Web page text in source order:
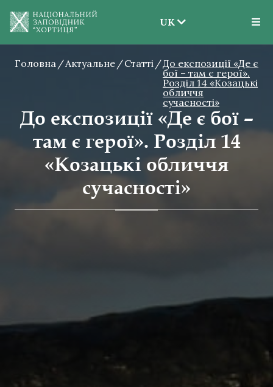
UK
EN
UK
Головна Актуальне Статті
До експозиції «Де є
бої – там є герої».
Розділ 14 «Козацькі
обличчя
сучасності»
До експозиції «Де є бої –
там є герої». Розділ 14
«Козацькі обличчя
сучасності»